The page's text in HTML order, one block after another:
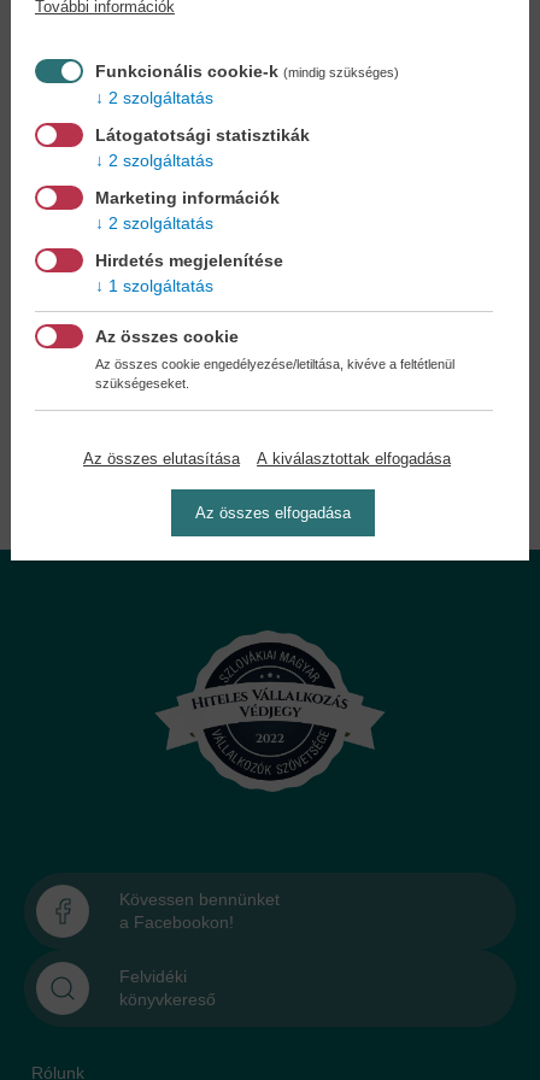
könyve beszerzését!Könyvkereső-szolgálat
Otthonában, kényelmesen
könyvet - tumultus nélkül!
Kedvezmények, nyereményjátékok,
Ön is!
A legelőnyösebb postaköltséggel
Önnek semmiféle kötelezettsége a Családi
Kövessen bennünket
a Facebookon!
Felvidéki
könyvkereső
Rólunk
További információk
Funkcionális cookie-k (mindig szükséges)
2 szolgáltatás
Látogatotsági statisztikák
2 szolgáltatás
Marketing információk
2 szolgáltatás
Hirdetés megjelenítése
1 szolgáltatás
Az összes cookie
Az összes cookie engedélyezése/letiltása, kivéve a feltétlenül
szükségeseket.
Az összes elutasítása A kiválasztottak elfogadása
Az összes elfogadása